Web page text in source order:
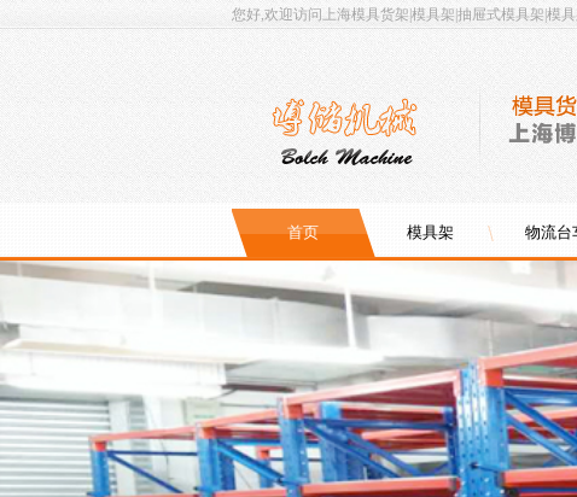
您好,欢迎访问上海模具货架|模具架|抽屉式模具架|模
首页 模具架 物流台